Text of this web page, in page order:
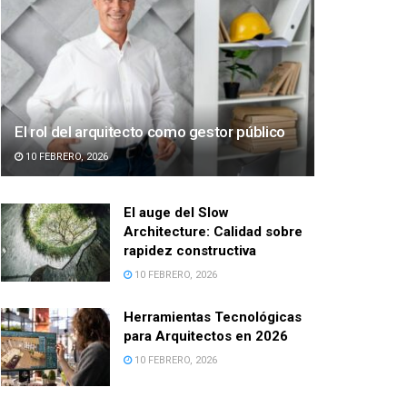
El rol del arquitecto como gestor público
10 FEBRERO, 2026
El auge del Slow
Architecture: Calidad sobre
rapidez constructiva
10 FEBRERO, 2026
Herramientas Tecnológicas
para Arquitectos en 2026
10 FEBRERO, 2026